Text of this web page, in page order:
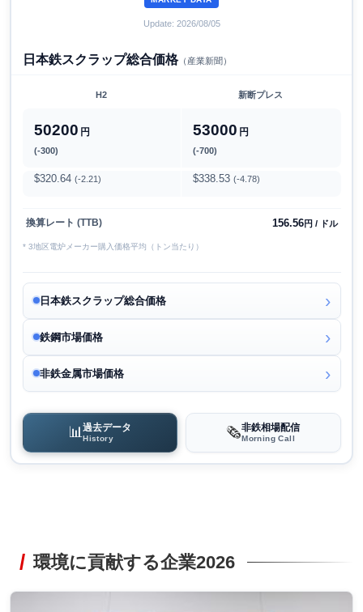
Update: 2026/08/05
日本鉄スクラップ総合価格（産業新聞）
H2 新断プレス
50200 円
(-300)
53000 円
(-700)
$320.64 (-2.21) $338.53 (-4.78)
換算レート (TTB) 156.56円 / ドル
* 3地区電炉メーカー購入価格平均（トン当たり）
日本鉄スクラップ総合価格
鉄鋼市場価格
非鉄金属市場価格
📊過去データ
History 🗞️非鉄相場配信
Morning Call
環境に貢献する企業2026